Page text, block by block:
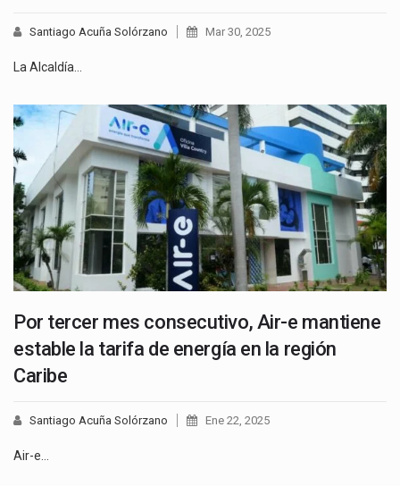
Santiago Acuña Solórzano Mar 30, 2025
La Alcaldía…
Por tercer mes consecutivo, Air-e mantiene
estable la tarifa de energía en la región
Caribe
Santiago Acuña Solórzano Ene 22, 2025
Air-e…